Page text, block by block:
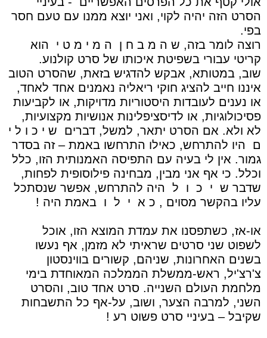
הסרט הזה יהיה לקוי, ואני יוצא ממנו עם טעם חסר
בפי.
רוצה לומר בזה, ש ה מ ב ח ן
ה מ י מ ט י
הוא
קריטי עבורי בשפיטת איכותו של סרט קולנוע.
שוב, במטותא, אבקש להדגיש בזאת, שהסרט הטוב
איננו חייב להציג חוקי ריאליה נאמנים אחד לאחד,
או נענים לעובדות היסטוריות מדויקות, או לקביעות
פסיכולוגיות, או לדיסציפלינות אנושיות מקצועיות,
לא ולא. אם הסרט יתאר, למשל, דברים
ש י כ ו ל י
ם
היו להתרחש, כאילו התרחשו באמת – זה בסדר
גמור. אין לי בעיה עם התפיסה האמנותית הזו, כלל
וכלל. כי אף אני מבין, מבחינה פילוסופית לפחות,
שדבר ש י כ ו ל
היה להתרחש, אפשר שנסתכל
עליו בהקשר מסוים , כ א י ל ו באמת היה !
או-אז, כשתפסנו את עמדת המוצא הזו, אוכל
לשפוט שני סרטים שראיתי לא מזמן, אף נעשו
בשנים האחרונות, שניהם, קשורים בווינסטון
צ'רצ'יל, ראש-ממשלת הממלכה המאוחדת בימי
מלחמת העולם השנייה. סרט אחד טוב, והסרט
השני, למרבה הצער, ושוב, על-אף כל התשבחות
שקיבל – בעיניי סרט פשוט רע !